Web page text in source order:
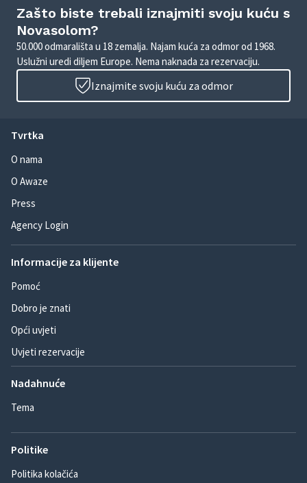
Zašto biste trebali iznajmiti svoju kuću s
Novasolom?
50.000 odmarališta u 18 zemalja. Najam kuća za odmor od 1968.
Uslužni uredi diljem Europe. Nema naknada za rezervaciju.
Iznajmite svoju kuću za odmor
Tvrtka
O nama
O Awaze
Press
Agency Login
Informacije za klijente
Pomoć
Dobro je znati
Opći uvjeti
Uvjeti rezervacije
Nadahnuće
Tema
Politike
Politika kolačića